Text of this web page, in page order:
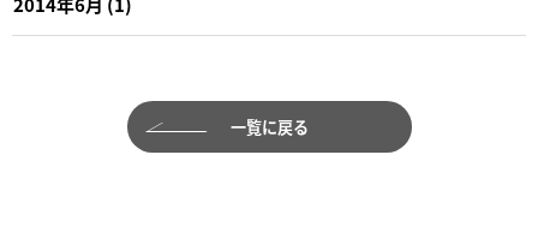
一覧に戻る